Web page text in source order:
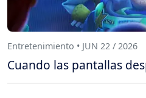
Entretenimiento • JUN 22 / 2026
Cuando las pantallas